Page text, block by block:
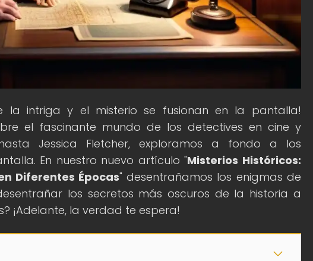
la intriga y el misterio se fusionan en la pantalla!
el fascinante mundo de los detectives en cine y
hasta Jessica Fletcher, exploramos a fondo a los
En nuestro nuevo artículo "Misterios Históricos:
Diferentes Épocas" desentrañamos los enigmas de
los secretos más oscuros de la historia a
¡Adelante, la verdad te espera!